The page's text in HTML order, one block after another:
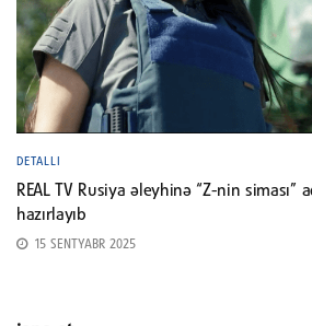
DETALLI
REAL TV Rusiya əleyhinə “Z-nin siması”
hazırlayıb
15 SENTYABR 2025